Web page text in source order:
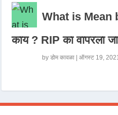
What is Mean
काय ? RIP का वापरला
by डोम कावळा| ऑगस्ट 19,